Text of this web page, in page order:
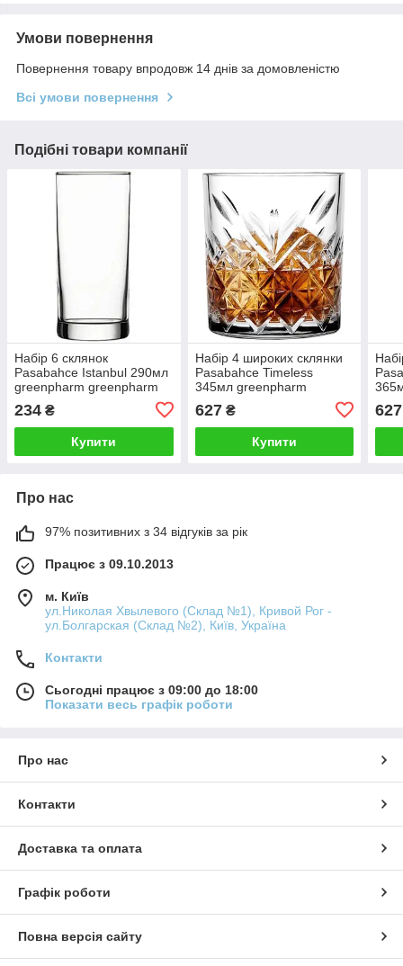
Умови повернення
Повернення товару впродовж 14 днів за домовленістю
Всі умови повернення
Подібні товари компанії
Набір 6 склянок
Pasabahce Istanbul 290мл
greenpharm greenpharm
234 ₴
Купити
Набір 4 широких склянки
Pasabahce Timeless
345мл greenpharm
627₴
Купити
627
Про нас
97% позитивних з 34 відгуків за рік
Працює з 09.10.2013
м. Київ
ул.Николая Хвылевого (Склад №1), Кривой Рог -
ул.Болгарская (Склад №2), Київ, Україна
Контакти
Сьогодні працює з 09:00 до 18:00
Показати весь графік роботи
Про нас
Контакти
Доставка та оплата
Графік роботи
Повна версія сайту